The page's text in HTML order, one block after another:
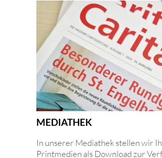
MEDIATHEK
In unserer Mediathek stellen wir
Printmedien als Download zur